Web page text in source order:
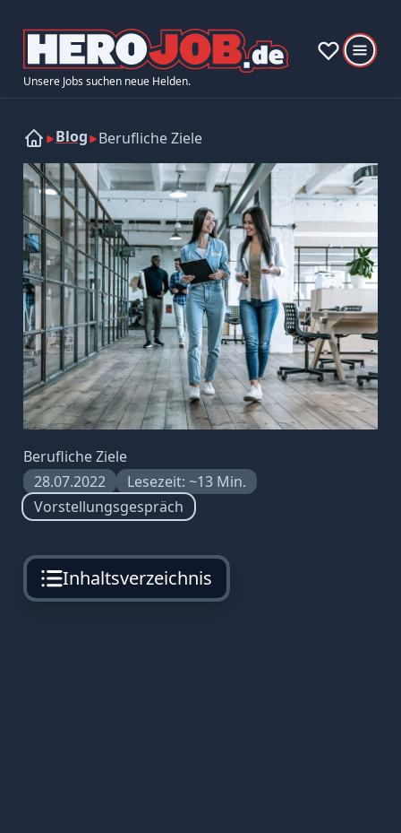
Unsere Jobs suchen neue Helden.
Blog Berufliche Ziele
Berufliche Ziele
28.07.2022
Lesezeit: ~13 Min.
Vorstellungsgespräch
Inhaltsverzeichnis